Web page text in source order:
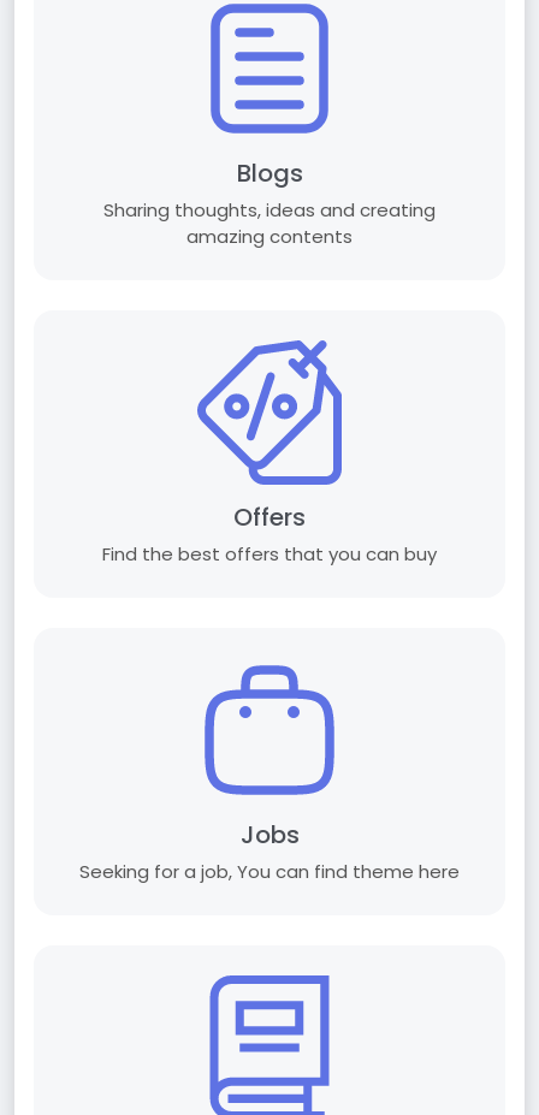
Blogs
Sharing thoughts, ideas and creating
amazing contents
Offers
Find the best offers that you can buy
Jobs
Seeking for a job, You can find theme here